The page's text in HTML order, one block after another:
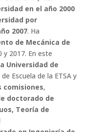
en el año 2000
por
2007. Ha
de Mecánica de
y 2017. En este
Universidad de
Escuela de la ETSA y
comisiones,
doctorado de
Teoría de